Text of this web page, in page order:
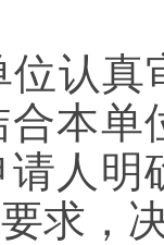
认
本单
人明
求，